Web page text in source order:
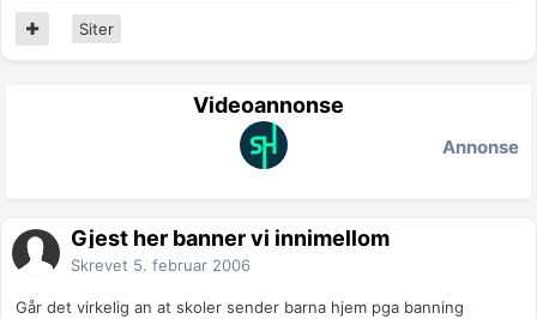
Siter
Videoannonse
Annonse
Gjest her banner vi innimellom
Skrevet 5. februar 2006
Går det virkelig an at skoler sender barna hjem pga banning